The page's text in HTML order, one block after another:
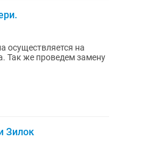
осуществляется на
Так же проведем замену
Зилок